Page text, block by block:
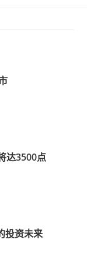
达3500点
投资未来